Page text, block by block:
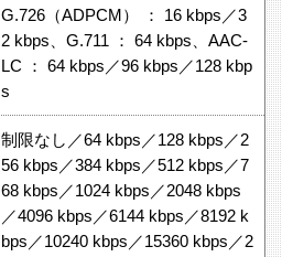
G.726（ADPCM） ： 16 kbps／3
2 kbps、G.711 ： 64 kbps、AAC-
LC ： 64 kbps／96 kbps／128 kbp
s
制限なし／64 kbps／128 kbps／2
56 kbps／384 kbps／512 kbps／7
68 kbps／1024 kbps／2048 kbps
／4096 kbps／6144 kbps／8192 k
bps／10240 kbps／15360 kbps／2